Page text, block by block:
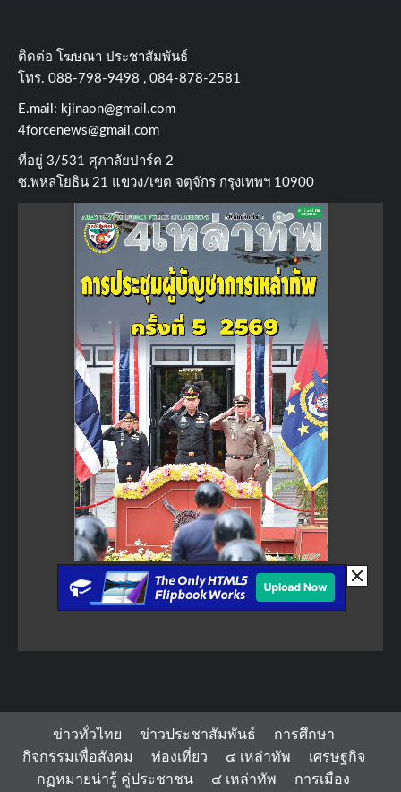
ติดต่อ​ โฆษณา​ ประชาสัมพันธ์
โทร​. 088-798-9498 , 084-878-2581
E.mail: kjinaon@gmail.com
4forcenews@gmail.com
ที่อยู่​ 3/531​ ศุภาลัยปาร์ค​ 2
ซ.พหลโยธิน​ 21​ แขวง/เขต​ จตุจักร​ กรุงเทพฯ 10900
ข่าวทั่วไทย ข่าวประชาสัมพันธ์
การศึกษา
กิจกรรมเพื่อสังคม
ท่องเที่ยว ๔ เหล่าทัพ
เศรษฐกิจ
กฏหมายน่ารู้ คู่ประชาชน
๔ เหล่าทัพ การเมือง